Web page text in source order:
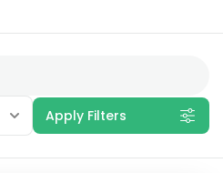
Apply Filters